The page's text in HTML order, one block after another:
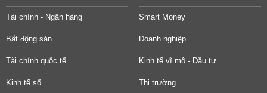
Tài chính - Ngân hàng Smart Money
Bất động sản Doanh nghiệp
Tài chính quốc tế Kinh tế vĩ mô - Đầu tư
Kinh tế số Thị trường